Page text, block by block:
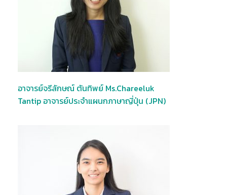
อาจารย์จรีลักษณ์ ตันทิพย์ Ms.Chareeluk
Tantip อาจารย์ประจำแผนกภาษาญี่ปุ่น (JPN)